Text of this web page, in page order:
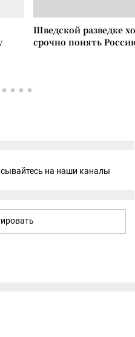
Шведской разведке
срочно понять
на наши каналы